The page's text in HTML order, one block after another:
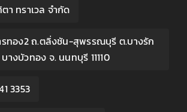
า ทราเวล จำกัด
รทอง2 ถ.ตลิ่งชัน-สุพรรณบุรี ต.บางรัก
งบัวทอง จ. นนทบุรี 11110
3353